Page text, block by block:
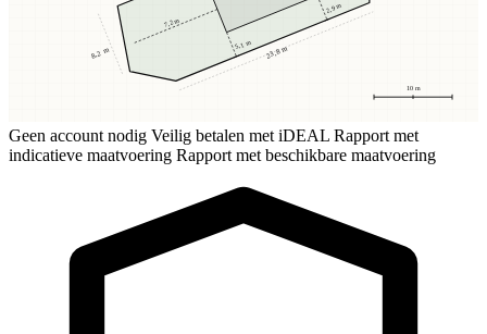
10 m
5,1 m
2,9 m
7,2 m
23,8 m
8,2 m
Geen account nodig Veilig betalen met iDEAL Rapport met
indicatieve maatvoering Rapport met beschikbare maatvoering